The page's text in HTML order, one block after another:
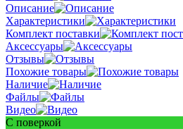
Описание
Характеристики
Комплект поставки
Аксессуары
Отзывы
Похожие товары
Наличие
Файлы
Видео
С поверкой